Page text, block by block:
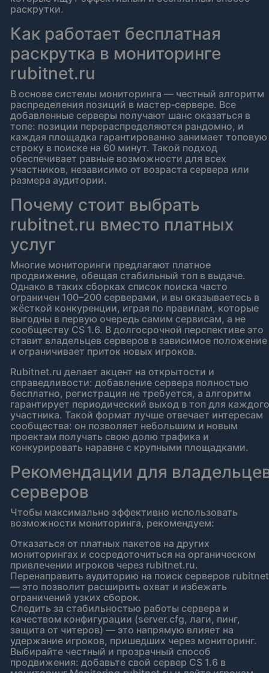
раскрутки.
Как работает бесплатная
раскрутка в мониторинге
rubitnet.ru
В основе системы мониторинга — честный алгоритм
распределения позиций в мастер‑сервере. Все
добавленные серверы получают шанс оказаться в
топе: позиции перераспределяются рандомно, и
каждая площадка гарантированно занимает топовую
строку в поиске на 60 минут. Такой подход
обеспечивает равные возможности для всех
участников, независимо от возраста сервера или
размера аудитории.
Почему стоит выбрать
rubitnet.ru вместо платных
услуг
Многие мониторинги предлагают платное
продвижение, обещая стабильный топ в выдаче.
Однако в таких сборках список поиска часто
ограничен 100–200 серверами, и вы оказываетесь в
жёсткой конкуренции, играя по правилам, которые
выгодны в первую очередь самим сервисам, а не
сообществу CS 1.6. В долгосрочной перспективе это
ставит владельцев серверов в зависимое положение
и ограничивает приток новых игроков.
Rubitnet.ru делает акцент на открытости и
справедливости: добавление сервера полностью
бесплатно, регистрация не требуется, а алгоритм
гарантирует периодический выход в топ для каждого
участника. Такой формат лучше отвечает интересам
сообщества: он позволяет небольшим и новым
проектам получать свою долю трафика и
конкурировать наравне с крупными площадками.
Рекомендации для
серверов
Чтобы максимально эффективно использовать
возможности мониторинга, рекомендуем:
Отказаться от платных пакетов на других
мониторингах и сосредоточиться на органическом
привлечении игроков через rubitnet.ru.
Перенаправить аудиторию на поиск серверов rubitnet
— это позволит расширить охват и избежать
ограничений узких сборок.
Следить за стабильностью работы сервера и
качеством конфигурации (server.cfg, лаги, пинг,
защита от читеров) — это напрямую влияет на
удержание игроков, пришедших через мониторинг.
Выбирайте честный и прозрачный способ
продвижения: добавьте свой сервер CS 1.6 в